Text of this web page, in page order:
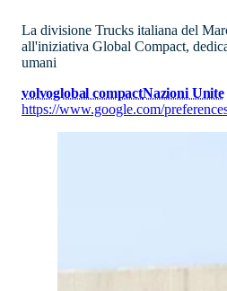
La divisione Trucks italiana del
all'iniziativa Global Compact,
umani
volvoglobal compactNazioni Unite
https://www.google.com/